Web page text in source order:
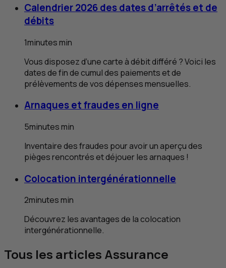
Calendrier 2026 des dates d’arrêtés et de
débits
1minutesmin
Vous disposez d’une carte à débit différé ? Voici les
dates de fin de cumul des paiements et de
prélèvements de vos dépenses mensuelles.
Arnaques et fraudes en ligne
5minutesmin
Inventaire des fraudes pour avoir un aperçu des
pièges rencontrés et déjouer les arnaques !
Colocation intergénérationnelle
2minutesmin
Découvrez les avantages de la colocation
intergénérationnelle.
Tous les articles Assurance